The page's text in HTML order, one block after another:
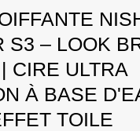
S3 – LOOK
CIRE ULTRA
À BASE
TOILE